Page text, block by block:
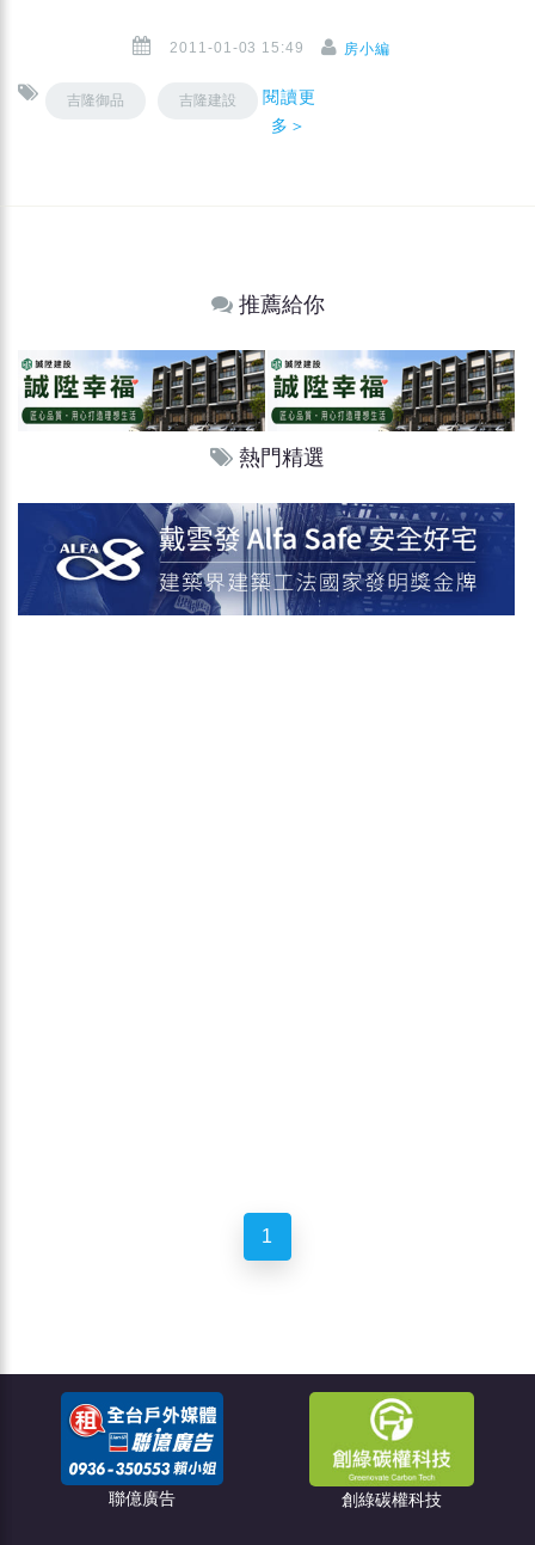
2011-01-03 15:49 房小編
吉隆御品 吉隆建設
閱讀更
多＞
推薦給你
熱門精選
1
聯億廣告 創綠碳權科技